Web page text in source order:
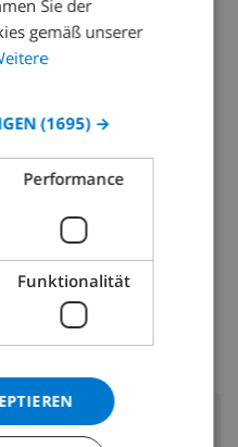
SPANISH
GERMAN
ITALIAN
NORWEGIAN
Sie der
gemäß unserer
(1695) →
Performance
Funktionalität